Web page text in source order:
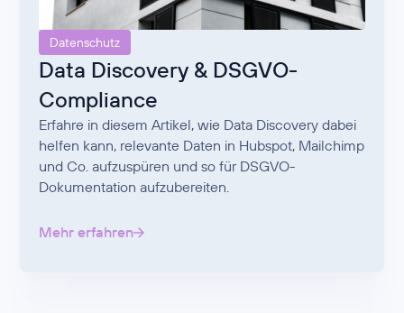
Datenschutz
Data Discovery & DSGVO-
Compliance
Erfahre in diesem Artikel, wie Data Discovery dabei
helfen kann, relevante Daten in Hubspot, Mailchimp
und Co. aufzuspüren und so für DSGVO-
Dokumentation aufzubereiten.
Mehr erfahren